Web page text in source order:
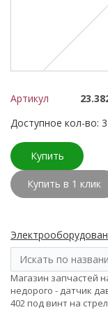
Артикул
Доступное кол-во: 3
Купить
Купить в 1 клик
Магазин запчастей
недорого - датчик
402 под винт на